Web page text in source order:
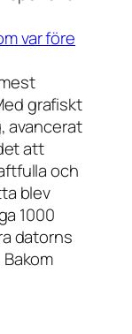
var före
grafiskt
avancerat
att
och
blev
1000
datorns